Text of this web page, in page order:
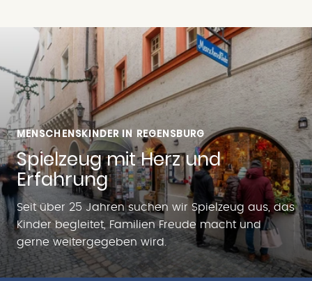
MENSCHENSKINDER IN REGENSBURG
Spielzeug mit Herz und
Erfahrung
Seit über 25 Jahren suchen wir Spielzeug aus, das
Kinder begleitet, Familien Freude macht und
gerne weitergegeben wird.